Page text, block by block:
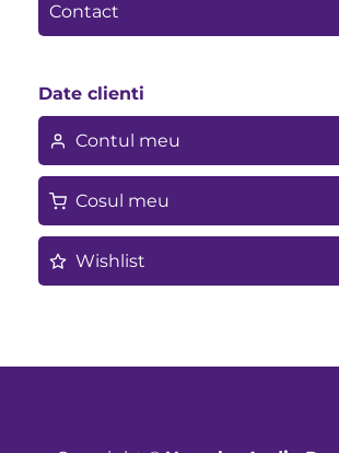
Contact
Date clienti
Contul meu
Cosul meu
Wishlist